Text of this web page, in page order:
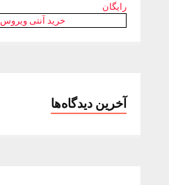
رایگان
خرید آنتی ویروس Kaspersky
آخرین دیدگاه‌ها